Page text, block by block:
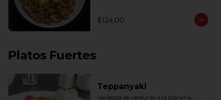
$124.00
Platos Fuertes
Teppanyaki
Variedad de verduras a la plancha.